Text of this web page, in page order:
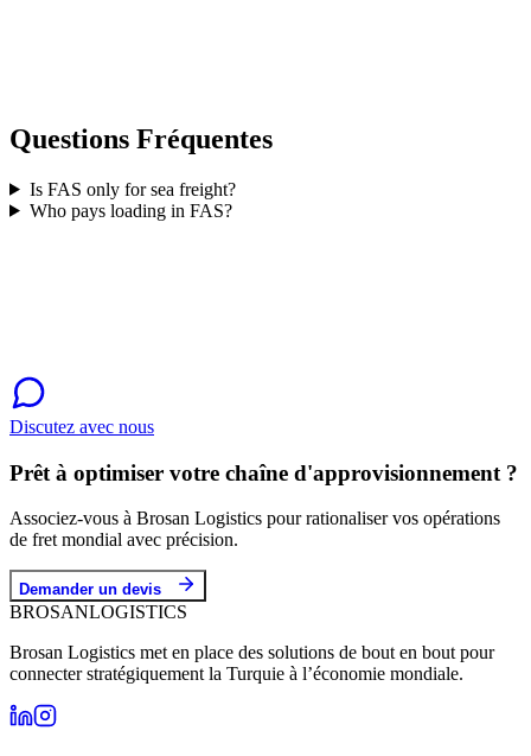
Questions Fréquentes
Is FAS only for sea freight?
Who pays loading in FAS?
Discutez avec nous
Prêt à optimiser votre chaîne d'approvisionnement ?
Associez-vous à Brosan Logistics pour rationaliser vos opérations
de fret mondial avec précision.
Demander un devis
BROSANLOGISTICS
Brosan Logistics met en place des solutions de bout en bout pour
connecter stratégiquement la Turquie à l’économie mondiale.